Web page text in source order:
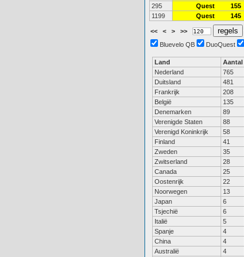
295
Quest 155
1199
Quest 145
<< < > >>
Bluevelo QB
DuoQuest
Land Aantal
Nederland
765
Duitsland
481
Frankrijk
208
België
135
Denemarken
89
Verenigde Staten
88
Verenigd Koninkrijk
58
Finland
41
Zweden
35
Zwitserland
28
Canada
25
Oostenrijk
22
Noorwegen
13
Japan
6
Tsjechië
6
Italië
5
Spanje
4
China
4
Australië
4